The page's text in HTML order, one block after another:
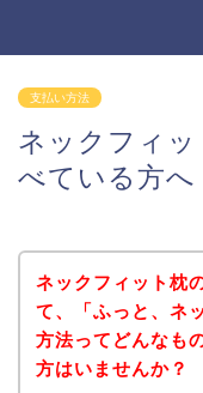
支払い方法
ネックフィッ
べている方へ
ネックフィット枕
て、「ふっと、ネ
方法ってどんなも
方はいませんか？